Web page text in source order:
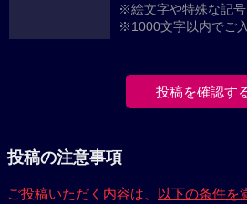
※絵文字や特殊な記号
※1000文字以内でご
投稿の注意事項
ご投稿いただく内容は、 以下の条件を